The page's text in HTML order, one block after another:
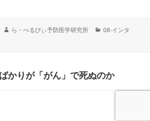
作
ら・べるびぃ予防医学研究所
カ
08-インタ
かりが「がん」で死ぬのか